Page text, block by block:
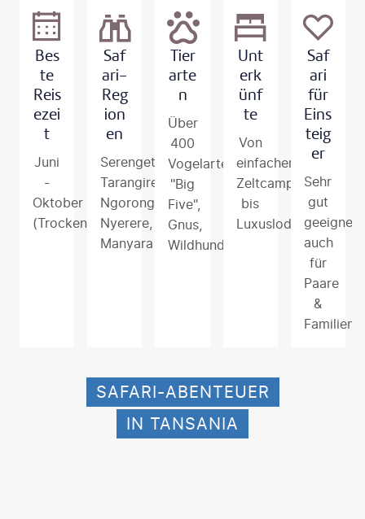
Bes
te
Reis
ezei
t
Juni
-
Oktober
(Trockenzeit)
Saf
ari-
Reg
ion
en
Serengeti,
Tarangire,
Ngorongoro,
Nyerere,
Manyara
Tier
arte
n
Über
400
Vogelarten,
"Big
Five",
Gnus,
Wildhunde
Unt
erk
ünf
te
Von
einfachen
Zeltcamps
bis
Luxuslodges
Saf
ari
für
Eins
teig
er
Sehr
gut
geeignet,
auch
für
Paare
&
Familien
SAFARI-ABENTEUER
IN TANSANIA